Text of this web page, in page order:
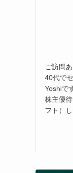
ご訪問
40代で
Yoshiで
株主優
フト）